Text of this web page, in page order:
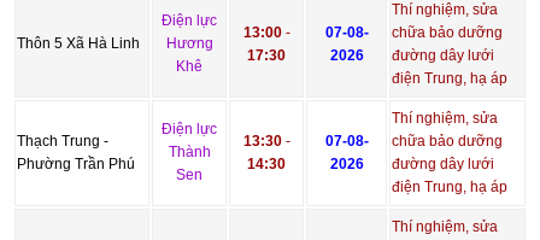
Thôn 5 Xã Hà Linh
Điện lực
Hương
Khê
13:00-
17:30
07-08-
2026
Thí nghiệm, sửa
chữa bảo dưỡng
đường dây lưới
điện Trung, hạ áp
Thạch Trung -
Phường Trần Phú
Điện lực
Thành
Sen
13:30-
14:30
07-08-
2026
Thí nghiệm, sửa
chữa bảo dưỡng
đường dây lưới
điện Trung, hạ áp
Thí nghiệm, sửa